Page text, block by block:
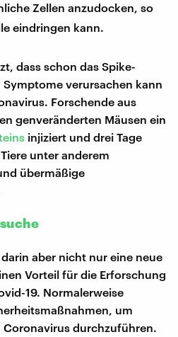
Zellen anzudocken, so
eindringen kann.
dass schon das Spike-
verursachen kann
Forschende aus
genveränderten Mäusen ein
injiziert und drei Tage
unter anderem
übermäßige
aber nicht nur eine neue
Vorteil für die Erforschung
19. Normalerweise
um
durchzuführen.